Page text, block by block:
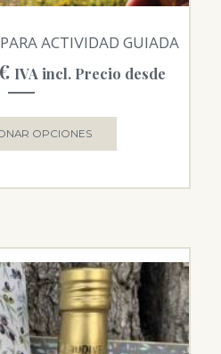
ACTIVIDAD GUIADA
IVA incl. Precio desde
OPCIONES